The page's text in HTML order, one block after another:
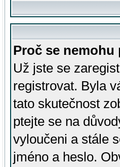
Proč se nemohu
Už jste se
registrovat. Byla
tato skutečnost
ptejte se na
vyloučeni a stále
jméno a heslo.